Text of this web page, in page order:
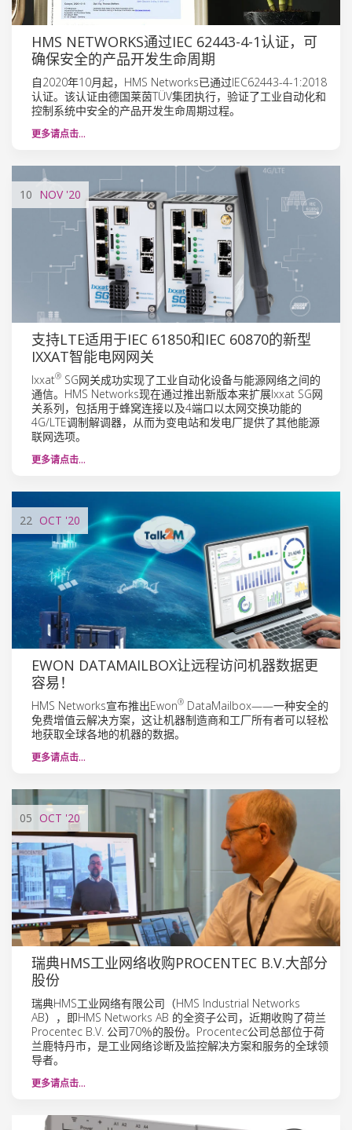
HMS NETWORKS通过IEC 62443-4-1认证，可
确保安全的产品开发生命周期
自2020年10月起，HMS Networks已通过IEC62443-4-1:2018
认证。该认证由德国莱茵TÜV集团执行，验证了工业自动化和
控制系统中安全的产品开发生命周期过程。
更多请点击…
10 NOV'20
支持LTE适用于IEC 61850和IEC 60870的新型
IXXAT智能电网网关
Ixxat® SG网关成功实现了工业自动化设备与能源网络之间的
通信。HMS Networks现在通过推出新版本来扩展Ixxat SG网
关系列，包括用于蜂窝连接以及4端口以太网交换功能的
4G/LTE调制解调器，从而为变电站和发电厂提供了其他能源
联网选项。
更多请点击…
22 OCT '20
EWON DATAMAILBOX让远程访问机器数据更
容易！
HMS Networks宣布推出Ewon® DataMailbox——一种安全的
免费增值云解决方案，这让机器制造商和工厂所有者可以轻松
地获取全球各地的机器的数据。
更多请点击…
05 OCT '20
瑞典HMS工业网络收购PROCENTEC B.V.大部分
股份
瑞典HMS工业网络有限公司（HMS Industrial Networks
AB），即HMS Networks AB 的全资子公司，近期收购了荷兰
Procentec B.V. 公司70％的股份。Procentec公司总部位于荷
兰鹿特丹市，是工业网络诊断及监控解决方案和服务的全球领
导者。
更多请点击…